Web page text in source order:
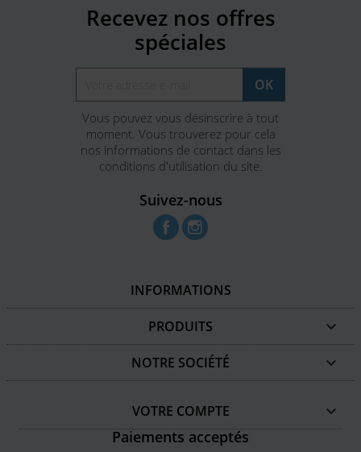
Recevez nos offres
spéciales
Vous pouvez vous désinscrire à tout
moment. Vous trouverez pour cela
nos informations de contact dans les
conditions d'utilisation du site.
Suivez-nous
Facebook
INFORMATIONS
PRODUITS 
NOTRE SOCIÉTÉ 
VOTRE COMPTE

Paiements acceptés